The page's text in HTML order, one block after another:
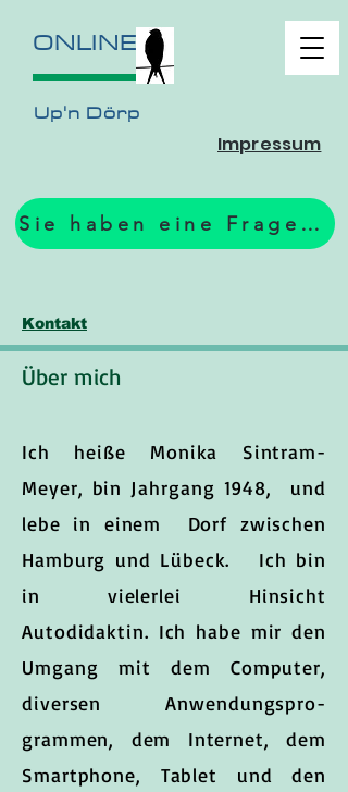
ONLINE
Up'n Dörp
Sie haben eine Frage? Zum Formular.
Impressum
Kontakt
Über mich
Ich heiße Monika Sintram-
Meyer, bin Jahrgang 1948, und
lebe in einem Dorf zwischen
Hamburg und Lübeck. Ich bin
in vielerlei Hinsicht
Autodidaktin. Ich habe mir den
Umgang mit dem Computer,
diversen Anwendungspro-
grammen, dem Internet, dem
Smartphone, Tablet und den